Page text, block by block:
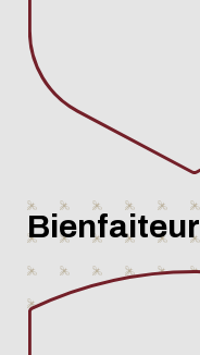
Bienfaiteur